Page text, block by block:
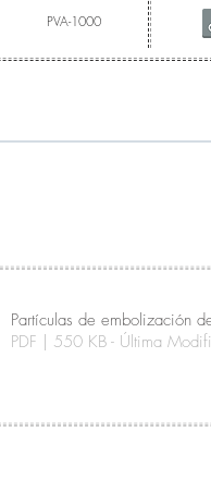
Partículas de embolización
PDF | 550 KB - Última
PVA-1000